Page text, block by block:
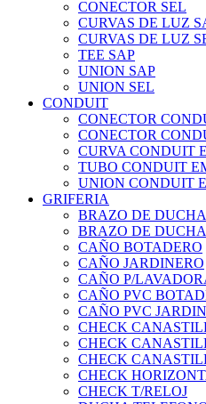
CONECTOR SEL
CURVAS DE LUZ
CURVAS DE LUZ
TEE SAP
UNION SAP
UNION SEL
CONDUIT
CONECTOR
CONECTOR
CURVA CONDUIT
TUBO CONDUIT
UNION CONDUIT
GRIFERIA
BRAZO DE
BRAZO DE
CAÑO BOTADERO
CAÑO JARDINERO
CAÑO P/
CAÑO PVC
CAÑO PVC
CHECK
CHECK
CHECK
CHECK
CHECK T/RELOJ